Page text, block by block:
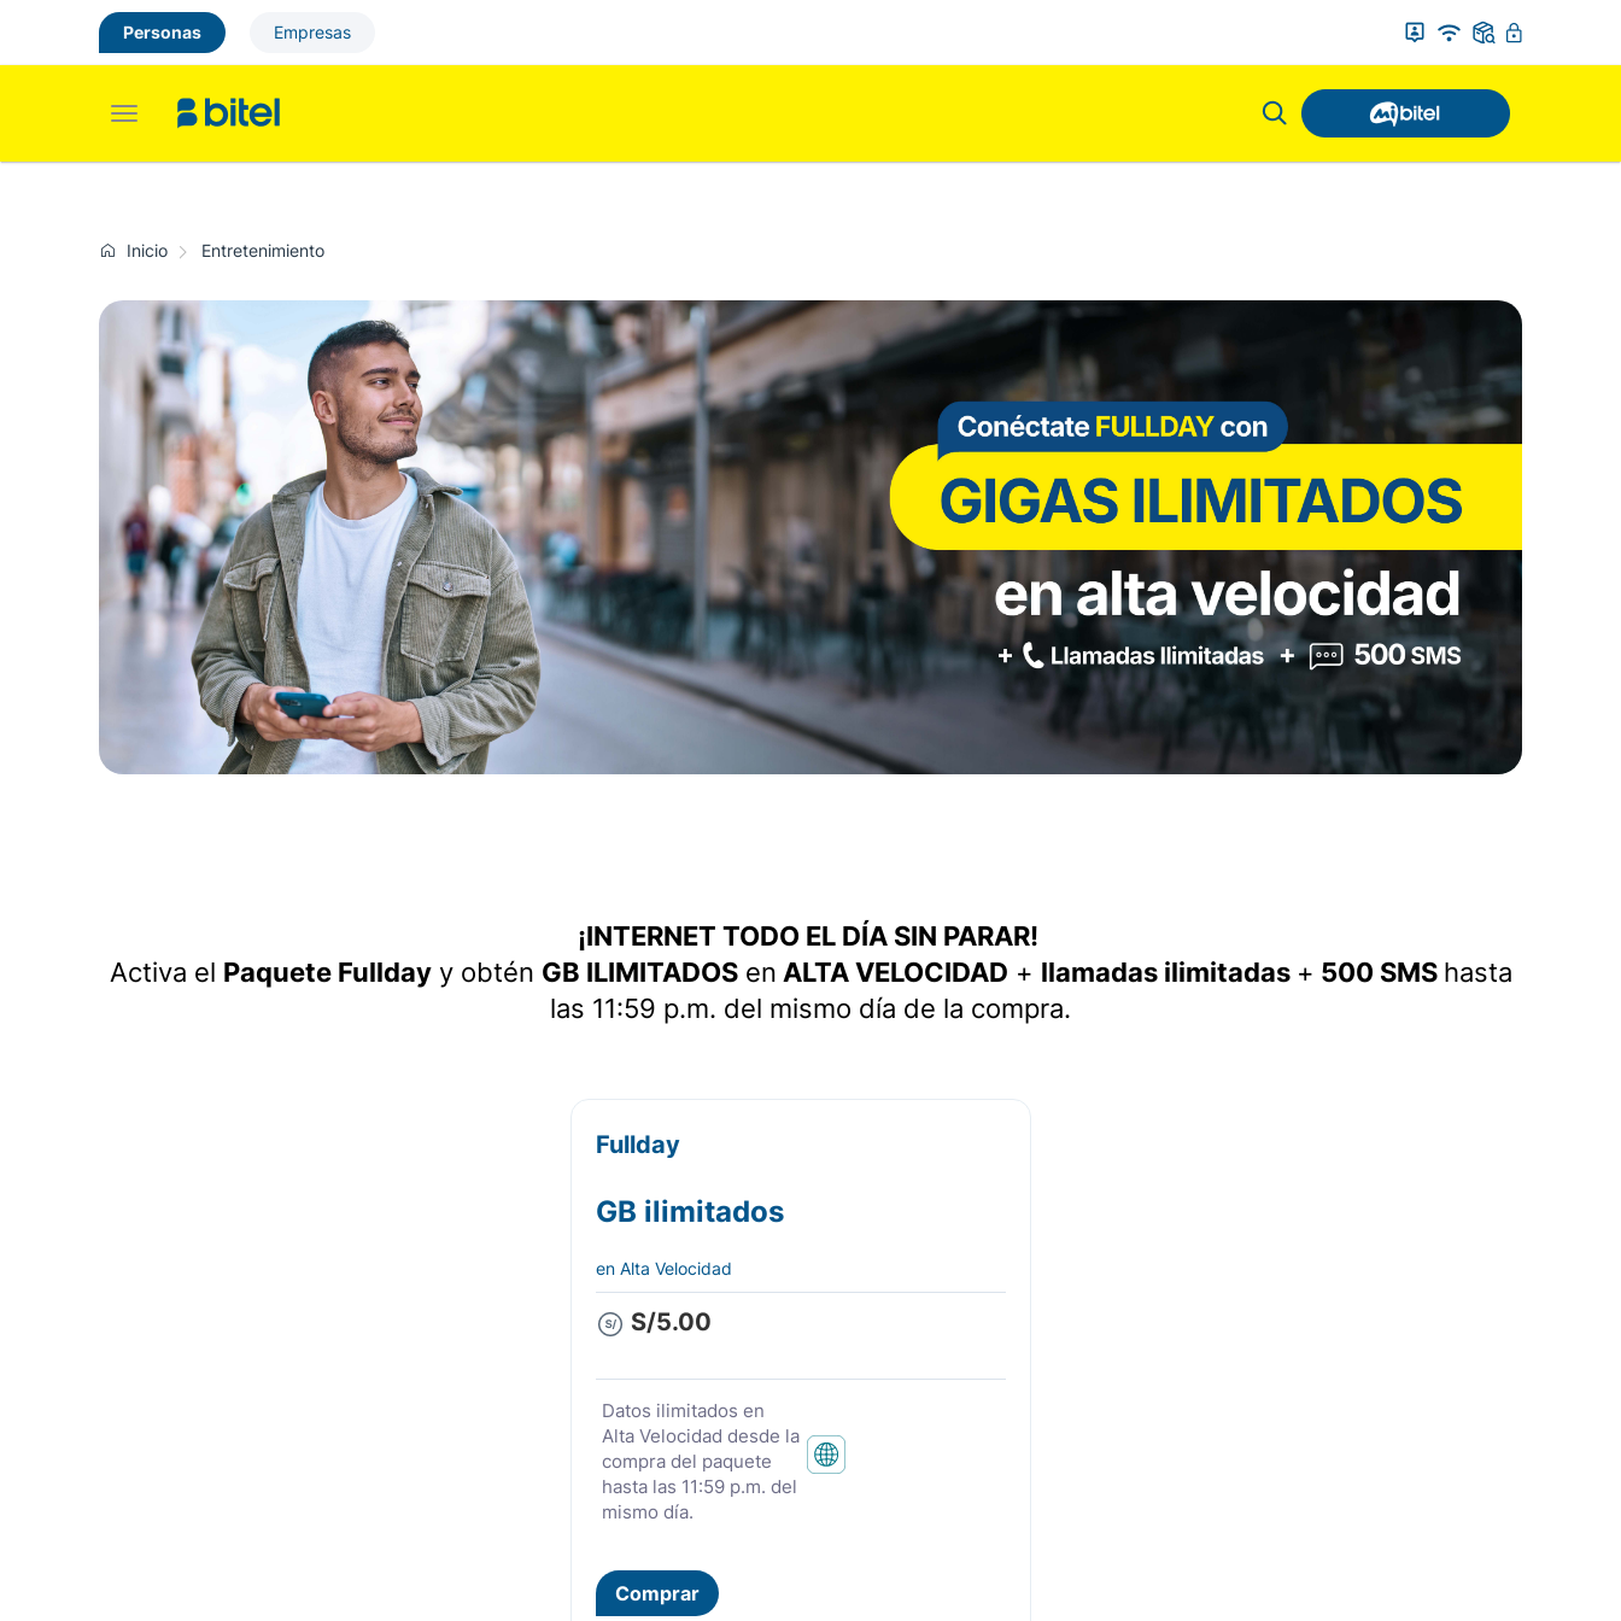
Personas Empresas
Toggle
Inicio Entretenimiento
¡INTERNET TODO EL DÍA SIN PARAR!
Activa el PaqueteFulldayy obtén GB ILIMITADOSen ALTA VELOCIDAD + llamadas ilimitadas + 500 SMS hasta
las 11:59 p.m. del mismo día de la compra.
Fullday
GB ilimitados
en Alta Velocidad
S/5.00
Datos ilimitados en
Alta Velocidad desde la
compra del paquete
hasta las 11:59 p.m. del
mismo día.
Llamadas ilimitadas
desde la compra del
Comprar